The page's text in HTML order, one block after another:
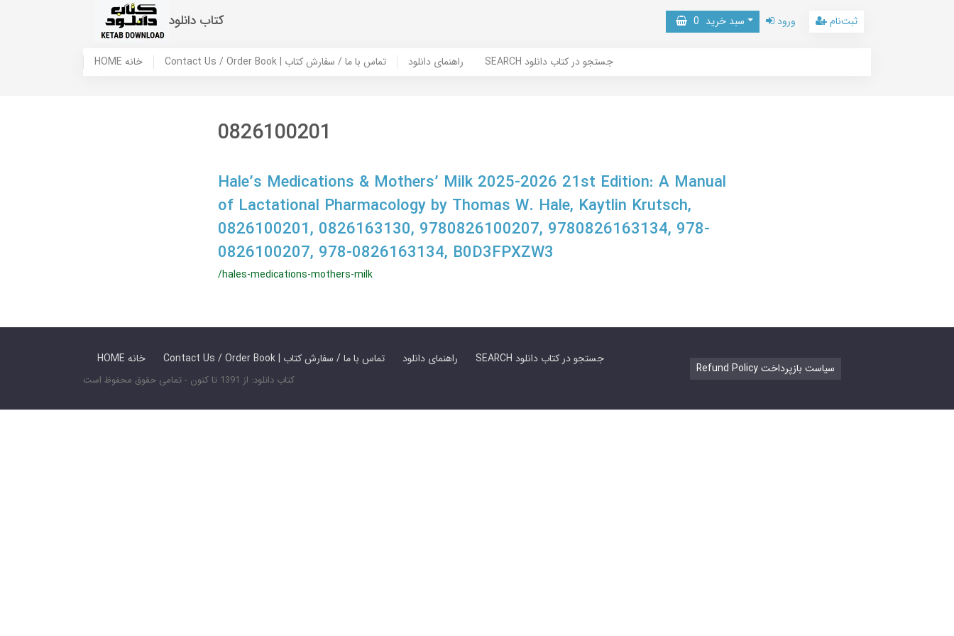
کتاب دانلود سبد خرید 0 ورود ثبت‌نام
HOME خانه Contact Us / Order Book | تماس با ما / سفارش کتاب راهنمای دانلود SEARCH جستجو در کتاب دانلود
0826100201
Hale’s Medications & Mothers’ Milk 2025-2026 21st Edition: A Manual
of Lactational Pharmacology by Thomas W. Hale, Kaytlin Krutsch,
0826100201, 0826163130, 9780826100207, 9780826163134, 978-
0826100207, 978-0826163134, B0D3FPXZW3
/hales-medications-mothers-milk
HOME خانه Contact Us / Order Book | تماس با ما / سفارش کتاب راهنمای دانلود SEARCH جستجو در کتاب دانلود
کتاب دانلود: از 1391 تا کنون - تمامی حقوق محفوظ است
Refund Policy سیاست بازپرداخت